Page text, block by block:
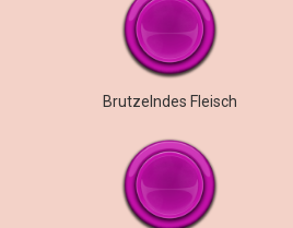
Brutzelndes Fleisch